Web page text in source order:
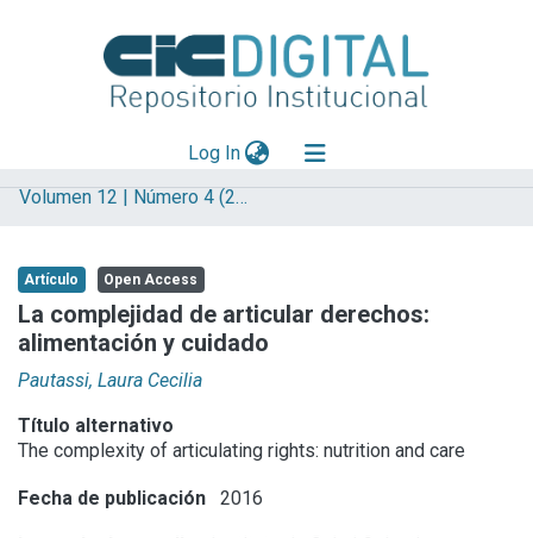
Log In(current)
Explorar
Aportar material
Statistics
Volumen 12 | Número 4 (2016) | Alimentación
Artículo Open Access
La complejidad de articular derechos:
alimentación y cuidado
Pautassi, Laura Cecilia
Título alternativo
The complexity of articulating rights: nutrition and care
Fecha de publicación 2016